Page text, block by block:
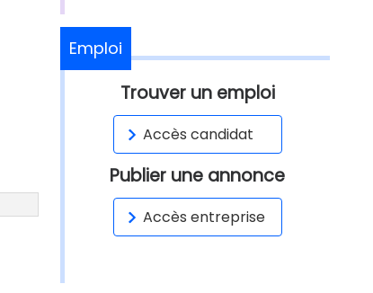
Emploi
Trouver un emploi
Accès candidat
Publier une annonce
Accès entreprise